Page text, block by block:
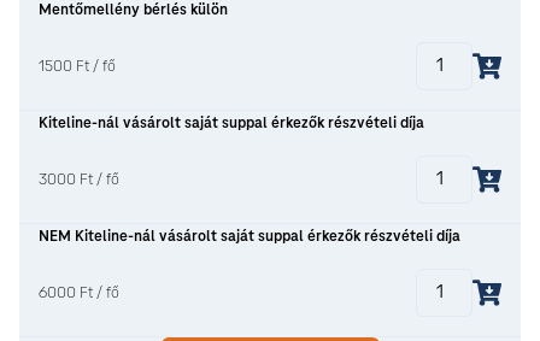
Mentőmellény bérlés külön
1500 Ft / fő
Kiteline-nál vásárolt saját suppal érkezők részvételi díja
3000 Ft / fő
NEM Kiteline-nál vásárolt saját suppal érkezők részvételi díja
6000 Ft / fő